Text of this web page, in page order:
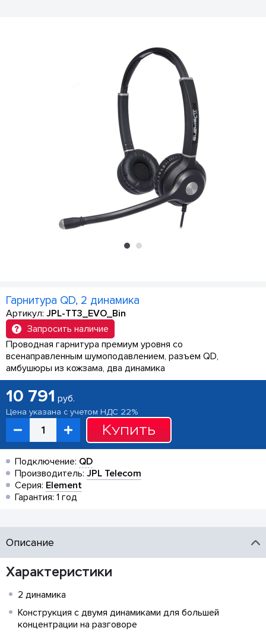
Гарнитура QD, 2 динамика
Артикул: JPL-TT3_EVO_Bin
Запросить наличие
Проводная гарнитура премиум уровня со
всенаправленным шумоподавлением, разъем QD,
амбушюры из кожзама, два динамика
10 791 руб.
Цена указана с учетом НДС 22%
Купить
Подключение: QD
Производитель: JPL Telecom
Серия: Element
Гарантия: 1 год
Описание
Характеристики
2 динамика
Конструкция с двумя динамиками для большей
концентрации на разговоре